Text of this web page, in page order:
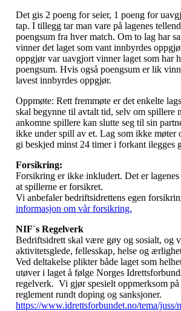
Det gis 2 poeng for seier, 1 poeng for
tap. I tillegg tar man vare på lagenes
poengsum fra hver match. Om to lag har
vinner det laget som vant innbyrdes
oppgjør var uavgjort vinner laget som har
poengsum. Hvis også poengsum er lik
lavest innbyrdes oppgjør.
Oppmøte: Rett fremmøte er det enkelte
skal begynne til avtalt tid, selv om spillere
ankomne spillere kan slutte seg til sin
ikke under spill av et. Lag som ikke møter
gi beskjed minst 24 timer i forkant ilegges
Forsikring:
Forsikring er ikke inkludert. Det er lagenes
at spillerne er forsikret.
Vi anbefaler bedriftsidrettens egen
informasjon om vår forsikring.
NIF`s Regelverk
Bedriftsidrett skal være gøy og sosialt, og
aktivitetsglede, fellesskap, helse og
Ved deltakelse plikter både laget som
utøver i laget å følge Norges
regelverk. Vi gjør spesielt oppmerksom
reglement rundt doping og sanksjoner.
https://www.idrettsforbundet.no/tema/juss/